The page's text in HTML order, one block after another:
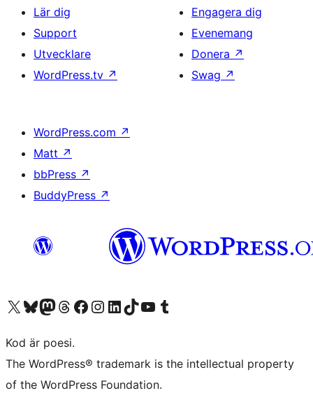
Lär dig
Support
Utvecklare
WordPress.tv ↗
Engagera dig
Evenemang
Donera ↗
Swag ↗
WordPress.com ↗
Matt ↗
bbPress ↗
BuddyPress ↗
Besök vår X-konto (f.d. Twitter)
Besök vårt Bluesky-konto
Besök vårt Mastodon-konto
Besök vårt Thread-konto
Besök vår Facebook-sidaBesök vårt Instagram-konto
Besök vårt LinkedIn-konto
Besök vårt TikTok-konto
Besök vår YouTube-kanalBesök vårt Tumblr-konto
Kod är poesi.
The WordPress® trademark is the intellectual property
of the WordPress Foundation.